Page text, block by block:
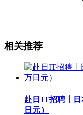
相关推荐
赴日IT招聘丨日
日元）